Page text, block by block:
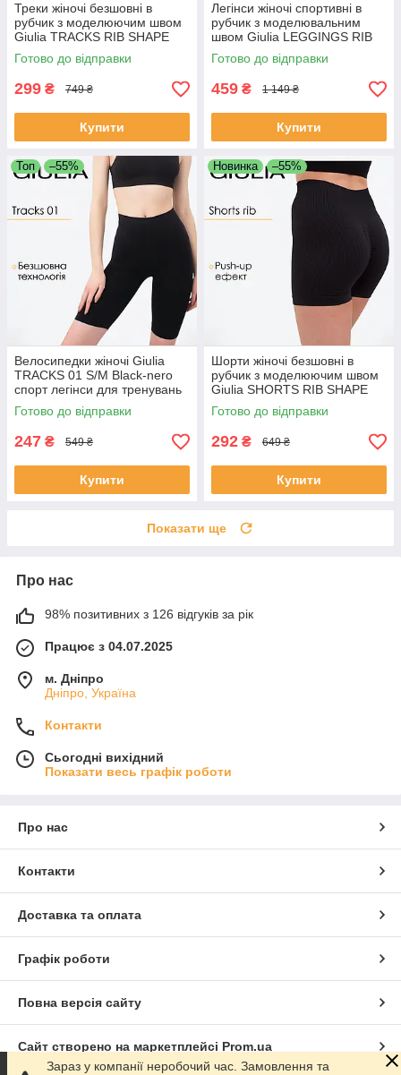
Треки жіночі безшовні в
рубчик з моделюючим швом
Giulia TRACKS RIB SHAPE
L/XL Black-black спортивні
велосипедки
Готово до відправки
299 ₴ 749 ₴
Купити
Легінси жіночі спортивні в
рубчик з моделювальним
швом Giulia LEGGINGS RIB
S/M Black-black, лосини
Джулія шов
Готово до відправки
459 ₴ 1 149 ₴
Купити
Топ –55%
Велосипедки жіночі Giulia
TRACKS 01 S/M Black-nero
спорт легінси для тренувань
Готово до відправки
247 ₴ 549 ₴
Купити
Новинка –55%
Шорти жіночі безшовні в
рубчик з моделюючим швом
Giulia SHORTS RIB SHAPE
L/XL Black-black спортивні
еластичні велосипедки
Готово до відправки
292 ₴ 649 ₴
Купити
Показати ще
Про нас
98% позитивних з 126 відгуків за рік
Працює з 04.07.2025
м. Дніпро
Дніпро, Україна
Контакти
Сьогодні вихідний
Показати весь графік роботи
Про нас
Контакти
Доставка та оплата
Графік роботи
Повна версія сайту
Сайт створено на маркетплейсі Prom.ua
Зараз у компанії неробочий час. Замовлення та